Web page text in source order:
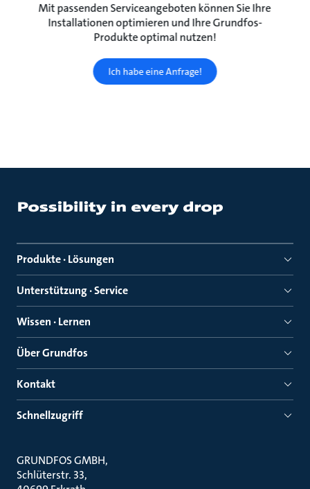
Mit passenden Serviceangeboten können Sie Ihre
Installationen optimieren und Ihre Grundfos-
Produkte optimal nutzen!
Ich habe eine Anfrage!
Produkte · Lösungen
Unterstützung · Service
Wissen · Lernen
Über Grundfos
Kontakt
Schnellzugriff
GRUNDFOS GMBH
Schlüterstr. 33